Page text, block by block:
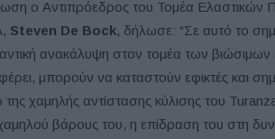
ο Αντιπρόεδρος του Τομέα Ελαστικών
Steven De Bock, δήλωσε: “Σε αυτό το
ανακάλυψη στον τομέα των βιώσιμων
μπορούν να καταστούν εφικτές και
χαμηλής αντίστασης κύλισης του
βάρους του, η επίδραση του στη